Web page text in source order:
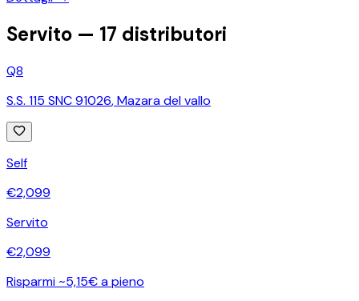
Servito — 17 distributori
Q8
S.S. 115 SNC 91026,Mazara del vallo
Self
€2,099
Servito
€2,099
Risparmi ~5,15€ a pieno